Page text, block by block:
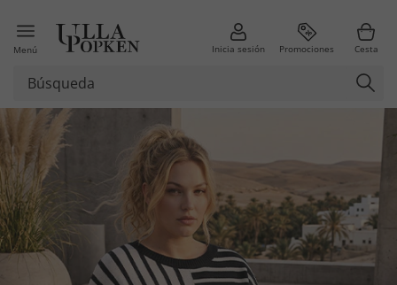
Menú Inicia sesión Promociones Cesta